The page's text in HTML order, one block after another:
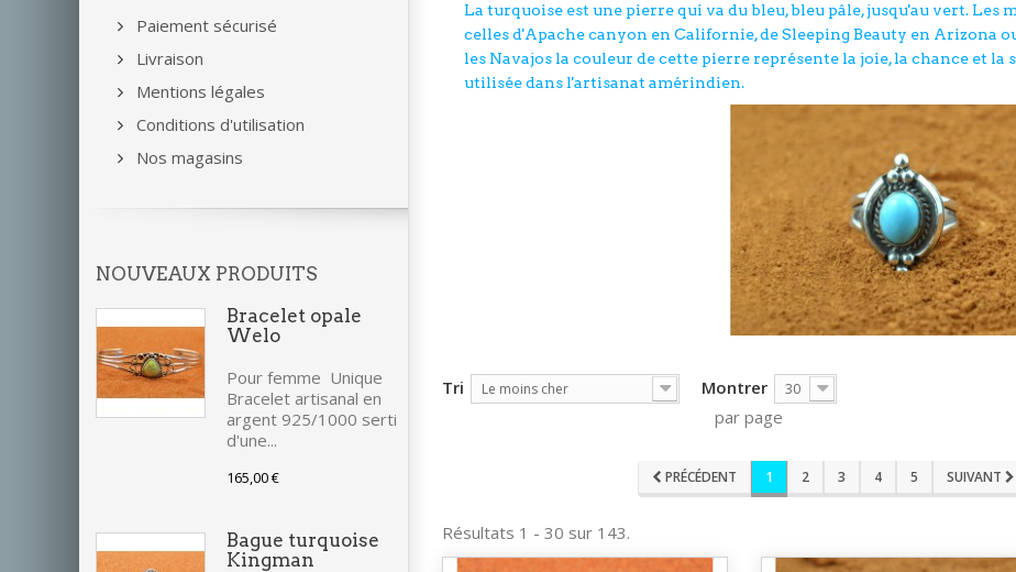
Paiement sécurisé
Livraison
Mentions légales
Conditions d'utilisation
Nos magasins
NOUVEAUX PRODUITS
Bracelet opale
Welo
Pour femme Unique
Bracelet artisanal en
argent 925/1000 serti
d'une...
165,00 €
Bague turquoise
Kingman
La turquoise est une pierre qui va du bleu, bleu pâle, jusqu'au vert. Les
celles d'Apache canyon en Californie, de Sleeping Beauty en Arizona
les Navajos la couleur de cette pierre représente la joie, la chance et la
utilisée dans l'artisanat amérindien.
Tri Le moins cher Montrer 30
par page
PRÉCÉDENT 1 2 3 4 5 SUIVANT
Résultats 1 - 30 sur 143.